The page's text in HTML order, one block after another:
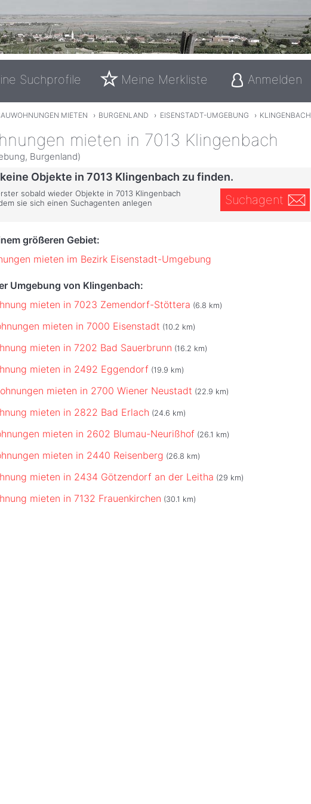
Suchprofile Meine Merkliste Anmelden
MIETEN › BURGENLAND › EISENSTADT-UMGEBUNG › KLINGENBACH
mieten in 7013 Klingenbach
Burgenland)
Objekte in 7013 Klingenbach zu finden.
sobald wieder Objekte in 7013 Klingenbach
sie sich einen Suchagenten anlegen
Suchagent
größeren Gebiet:
mieten im Bezirk Eisenstadt-Umgebung
Umgebung von Klingenbach:
mieten in 7023 Zemendorf-Stöttera (6.8 km)
mieten in 7000 Eisenstadt (10.2 km)
mieten in 7202 Bad Sauerbrunn (16.2 km)
mieten in 2492 Eggendorf (19.9 km)
mieten in 2700 Wiener Neustadt (22.9 km)
mieten in 2822 Bad Erlach (24.6 km)
mieten in 2602 Blumau-Neurißhof (26.1 km)
mieten in 2440 Reisenberg (26.8 km)
mieten in 2434 Götzendorf an der Leitha (29 km)
mieten in 7132 Frauenkirchen (30.1 km)